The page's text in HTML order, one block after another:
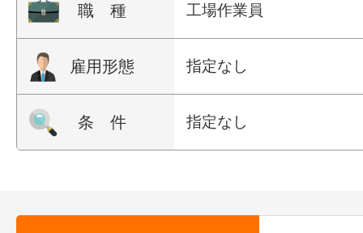
職 種 工場作業員
雇用形態 指定なし
条 件 指定なし